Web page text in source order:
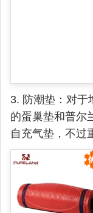
3. 防潮垫：对于
的蛋巢垫和普尔
自充气垫，不过